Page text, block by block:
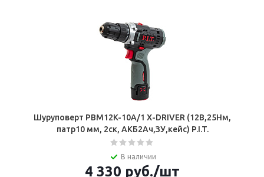
Шуруповерт PBM12K-10A/1 X-DRIVER (12В,25Нм,
патр10 мм, 2ск, АКБ2Ач,ЗУ,кейс) P.I.T.
В наличии
4 330 руб./шт